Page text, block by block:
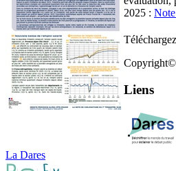
2025 :
Liens
La Dares